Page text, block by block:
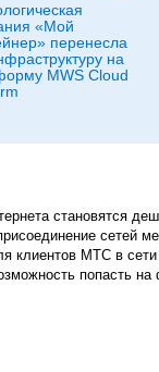
«Мой
перенесла
на
MWS Cloud
становятся
сетей
клиентов МТС в сети
попасть на